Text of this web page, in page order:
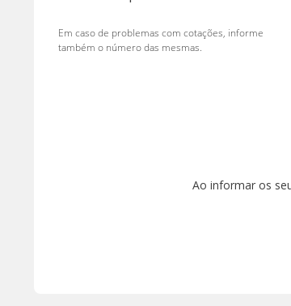
Em caso de problemas com cotações, informe
também o número das mesmas.
Ao informar os